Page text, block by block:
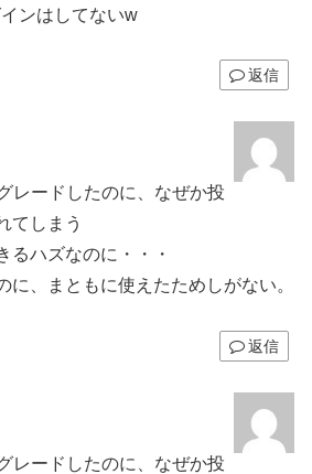
ンはしてないw
返信
レードしたのに、なぜか投
てしまう
るハズなのに・・・
に、まともに使えたためしがない。
返信
レードしたのに、なぜか投